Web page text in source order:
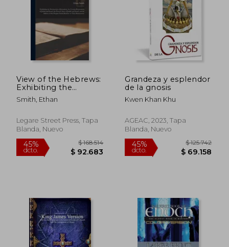
45% 45%
dcto.
View of the Hebrews:
Exhibiting the
Destruction of
Jerusalem; the
Judah and Israel; the
Present State of
Inglés)
Smith, Ethan
Legare Street Press, Tapa
Blanda, Nuevo
Grandeza y esplendor
de la gnosis
Kwen Khan Khu
AGEAC, 2023, Tapa
Blanda, Nuevo